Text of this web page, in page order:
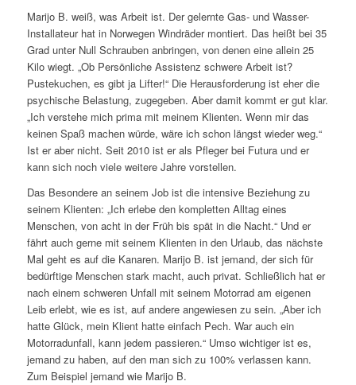
Marijo B. weiß, was Arbeit ist. Der gelernte Gas- und Wasser-
Installateur hat in Norwegen Windräder montiert. Das heißt bei 35
Grad unter Null Schrauben anbringen, von denen eine allein 25
Kilo wiegt. „Ob Persönliche Assistenz schwere Arbeit ist?
Pustekuchen, es gibt ja Lifter!“ Die Herausforderung ist eher die
psychische Belastung, zugegeben. Aber damit kommt er gut klar.
„Ich verstehe mich prima mit meinem Klienten. Wenn mir das
keinen Spaß machen würde, wäre ich schon längst wieder weg.“
Ist er aber nicht. Seit 2010 ist er als Pfleger bei Futura und er
kann sich noch viele weitere Jahre vorstellen.
Das Besondere an seinem Job ist die intensive Beziehung zu
seinem Klienten: „Ich erlebe den kompletten Alltag eines
Menschen, von acht in der Früh bis spät in die Nacht.“ Und er
fährt auch gerne mit seinem Klienten in den Urlaub, das nächste
Mal geht es auf die Kanaren. Marijo B. ist jemand, der sich für
bedürftige Menschen stark macht, auch privat. Schließlich hat er
nach einem schweren Unfall mit seinem Motorrad am eigenen
Leib erlebt, wie es ist, auf andere angewiesen zu sein. „Aber ich
hatte Glück, mein Klient hatte einfach Pech. War auch ein
Motorradunfall, kann jedem passieren.“ Umso wichtiger ist es,
jemand zu haben, auf den man sich zu 100% verlassen kann.
Zum Beispiel jemand wie Marijo B.